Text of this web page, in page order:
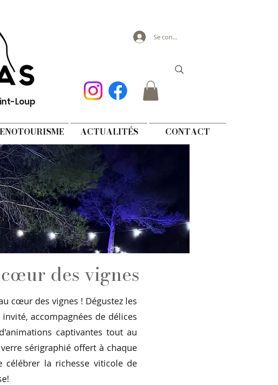
Loup
Se connecter
ACTUALITÉS CONTACT
des vignes
cœur des vignes ! Dégustez les
accompagnées de délices
captivantes tout au
sérigraphié offert à chaque
célébrer la richesse viticole de